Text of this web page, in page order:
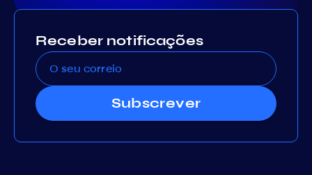
Receber notificações
Subscrever